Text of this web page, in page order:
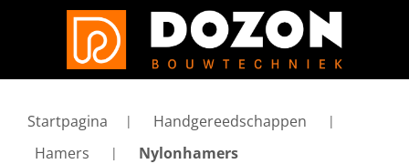
Startpagina
Handgereedschappen
Hamers
Nylonhamers